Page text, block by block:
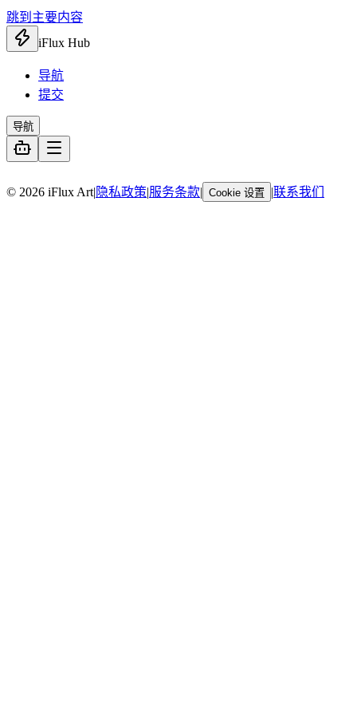
跳到主要内容
iFlux Hub
导航
提交
导航
© 2026 iFlux Art| 隐私政策|服务条款| Cookie 设置 |联系我们